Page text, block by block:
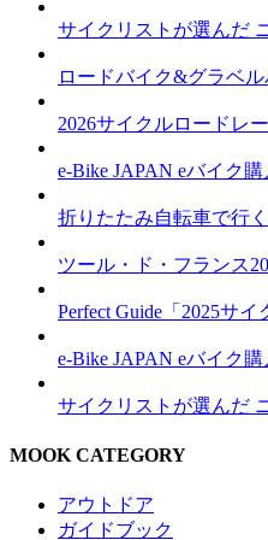
サイクリストが選んだ
ロードバイク&グラベ
2026サイクルロードレ
e-Bike JAPAN eバイク
折りたたみ自転車で行
ツール・ド・フランス
Perfect Guide「2025サ
e-Bike JAPAN eバイク
サイクリストが選んだ
MOOK CATEGORY
アウトドア
ガイドブック